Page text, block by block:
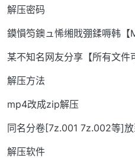
解压密码
鏌愪笉鐭ュ悕缃戝弸鍒嗕韩【
某不知名网友分享【所有文件
解压方法
mp4改成zip解压
同名分卷[7z.001 7z.002等]
解压软件